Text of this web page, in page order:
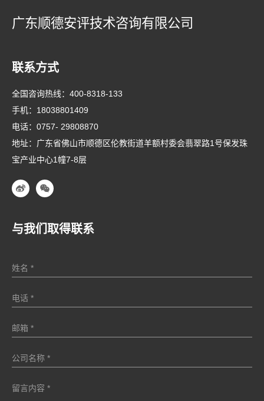
广东顺德安评技术咨询有限公司
联系方式
全国咨询热线： 400-8318-133
手机： 18038801409
电话： 0757- 29808870
地址：广东省佛山市顺德区伦教街道羊额村委会翡翠路1号保发珠
宝产业中心1幢7-8层
与我们取得联系